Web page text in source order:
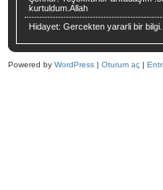
kurtuldum.Allah
Hidayet: Gercekten yararli bir
Powered by WordPress | Oturum aç |